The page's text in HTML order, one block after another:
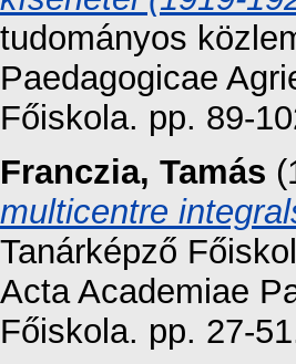
tudományos
Paedagogicae
Főiskola. pp. 89-
Franczia, Tamás
multicentre
Tanárképző
Acta Academiae
Főiskola. pp. 27-